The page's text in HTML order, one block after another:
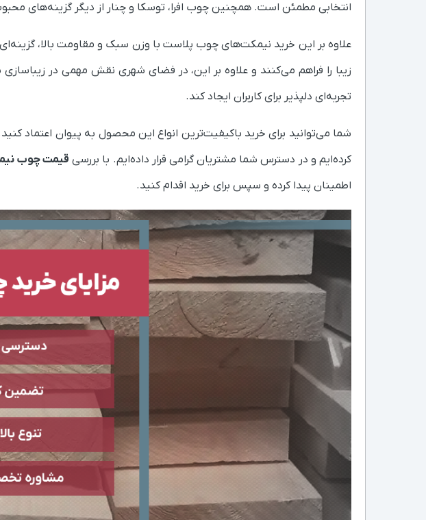
انتخابی مطمئن است. همچنین چوب افرا، توسکا و چنار از دیگر گزینه‌های
علاوه بر این خرید نیمکت‌های چوب پلاست با وزن سبک و مقاومت بالا،
زیبا را فراهم می‌کنند و علاوه بر این، در فضای شهری نقش مهمی در
تجربه‌ای دلپذیر برای کاربران ایجاد کند.
شما می‌توانید برای خرید باکیفیت‌ترین انواع این محصول به پیوان اعتماد
کرده‌ایم و در دسترس شما مشتریان گرامی قرار داده‌ایم. با بررسی قیمت چوب
اطمینان پیدا کرده و سپس برای خرید اقدام کنید.